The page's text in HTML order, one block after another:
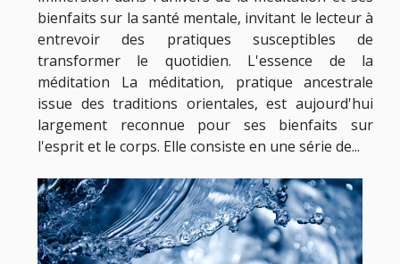
bienfaits sur la santé mentale, invitant le lecteur à
entrevoir des pratiques susceptibles de
transformer le quotidien. L'essence de la
méditation La méditation, pratique ancestrale
issue des traditions orientales, est aujourd'hui
largement reconnue pour ses bienfaits sur
l'esprit et le corps. Elle consiste en une série de...